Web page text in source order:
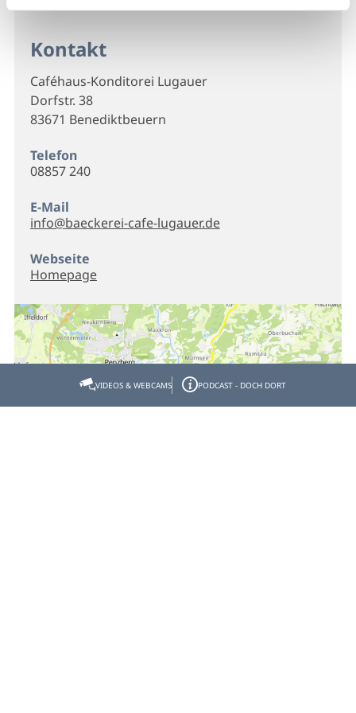
Kontakt
Caféhaus-Konditorei Lugauer
Dorfstr. 38
83671 Benediktbeuern
Telefon
08857 240
E-Mail
info@baeckerei-cafe-lugauer.de
Webseite
Homepage
VIDEOS & WEBCAMS PODCAST - DOCH DORT